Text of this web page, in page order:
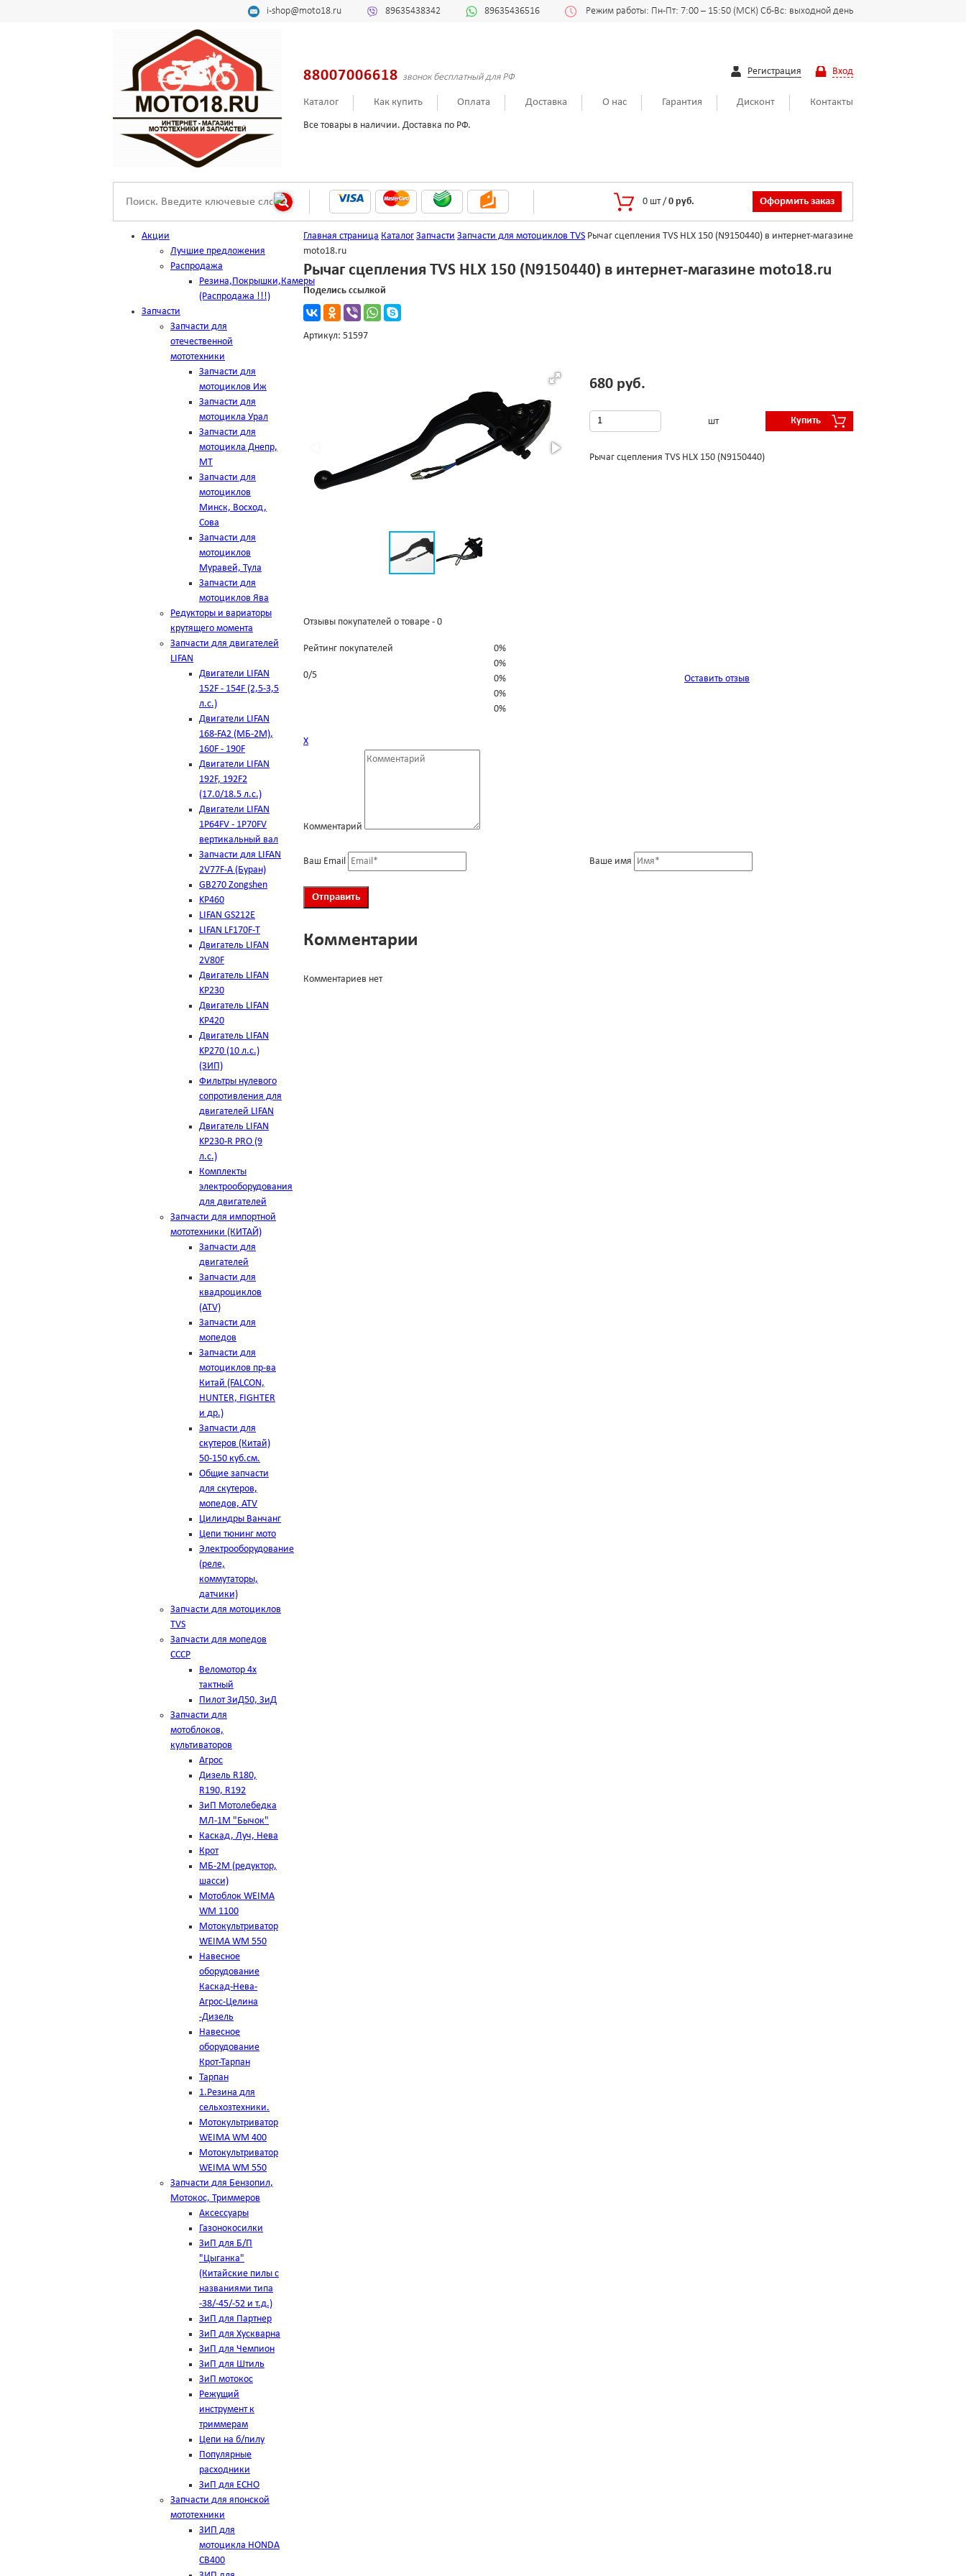
i-shop@moto18.ru 89635438342 89635436516 Режим работы: Пн-Пт: 7:00 – 15:50 (МСК) Сб-Вс: выходной день
88007006618 звонок бесплатный для РФ
Регистрация Вход
Каталог Как купить Оплата Доставка О нас Гарантия Дисконт Контакты
Все товары в наличии. Доставка по РФ.
0 шт / 0 руб. Оформить заказ
Акции
Лучшие предложения
Распродажа
Резина,Покрышки,Камеры
(Распродажа !!!)
Запчасти
Запчасти для
отечественной
мототехники
Запчасти для
мотоциклов Иж
Запчасти для
мотоцикла Урал
Запчасти для
мотоцикла Днепр,
МТ
Запчасти для
мотоциклов
Минск, Восход,
Сова
Запчасти для
мотоциклов
Муравей, Тула
Запчасти для
мотоциклов Ява
Редукторы и вариаторы
крутящего момента
Запчасти для двигателей
LIFAN
Двигатели LIFAN
152F - 154F (2,5-3,5
л.с.)
Двигатели LIFAN
168-FA2 (МБ-2М),
160F - 190F
Двигатели LIFAN
192F, 192F2
(17.0/18.5 л.с.)
Двигатели LIFAN
1Р64FV - 1Р70FV
вертикальный вал
Запчасти для LIFAN
2V77F-A (Буран)
GB270 Zongshen
KP460
LIFAN GS212E
LIFAN LF170F-T
Двигатель LIFAN
2V80F
Двигатель LIFAN
KP230
Двигатель LIFAN
KP420
Двигатель LIFAN
KP270 (10 л.с.)
(ЗИП)
Фильтры нулевого
сопротивления для
двигателей LIFAN
Двигатель LIFAN
KP230-R PRO (9
л.с.)
Комплекты
электрооборудования
для двигателей
Запчасти для импортной
мототехники (КИТАЙ)
Запчасти для
двигателей
Запчасти для
квадроциклов
(ATV)
Запчасти для
мопедов
Запчасти для
мотоциклов пр-ва
Китай (FALCON,
HUNTER, FIGHTER
и др.)
Запчасти для
скутеров (Китай)
50-150 куб.см.
Общие запчасти
для скутеров,
мопедов, ATV
Цилиндры Ванчанг
Цепи тюнинг мото
Электрооборудование
(реле,
коммутаторы,
датчики)
Запчасти для мотоциклов
TVS
Запчасти для мопедов
СССР
Веломотор 4х
тактный
Пилот ЗиД50, ЗиД
Запчасти для
мотоблоков,
культиваторов
Агрос
Дизель R180,
R190, R192
ЗиП Мотолебедка
МЛ-1М "Бычок"
Каскад, Луч, Нева
Крот
МБ-2М (редуктор,
шасси)
Мотоблок WEIMA
WM 1100
Мотокультриватор
WEIMA WM 550
Навесное
оборудование
Каскад-Нева-
Агрос-Целина
-Дизель
Навесное
оборудование
Крот-Тарпан
Тарпан
1.Резина для
сельхозтехники.
Мотокультриватор
WEIMA WM 400
Мотокультриватор
WEIMA WM 550
Запчасти для Бензопил,
Мотокос, Триммеров
Аксессуары
Газонокосилки
ЗиП для Б/П
"Цыганка"
(Китайские пилы с
названиями типа
-38/-45/-52 и т.д.)
ЗиП для Партнер
ЗиП для Хускварна
ЗиП для Чемпион
ЗиП для Штиль
ЗиП мотокос
Режущий
инструмент к
триммерам
Цепи на б/пилу
Популярные
расходники
ЗиП для ЕСНО
Запчасти для японской
мототехники
ЗИП для
мотоцикла HONDA
CB400
Главная страница Каталог Запчасти Запчасти для мотоциклов TVS Рычаг сцепления TVS HLX 150 (N9150440) в интернет-магазине
moto18.ru
Рычаг сцепления TVS HLX 150 (N9150440) в интернет-магазине moto18.ru
Поделись ссылкой
Артикул: 51597
680 руб.
шт Купить
Рычаг сцепления TVS HLX 150 (N9150440)
Отзывы покупателей о товаре - 0
Рейтинг покупателей
0/5
0%
0%
0%
0%
0%
Оставить отзыв
Х
Комментарий
Ваш Email Ваше имя
Комментарии
Комментариев нет